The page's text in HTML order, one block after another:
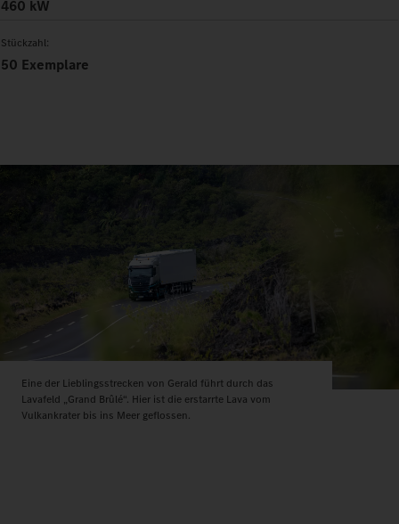
460 kW
Stückzahl:
50 Exemplare
Eine der Lieblingsstrecken von Gerald führt durch das
Lavafeld „Grand Brûlé“. Hier ist die erstarrte Lava vom
Vulkankrater bis ins Meer geflossen.